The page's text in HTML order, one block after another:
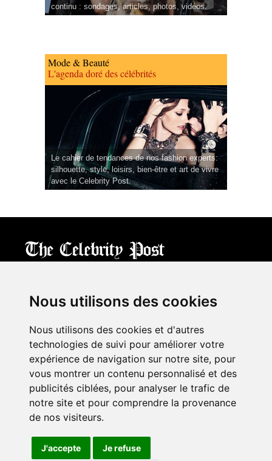
Nous utilisons des cookies
Nous utilisons des cookies et d'autres
technologies de suivi pour améliorer votre
expérience de navigation sur notre site, pour
vous montrer un contenu personnalisé et des
publicités ciblées, pour analyser le trafic de
notre site et pour comprendre la provenance
de nos visiteurs.
J'accepte Je refuse
continu : sondages, articles, photos, vidéos.
Mode & Beauté
L'agenda doré des célébrités
Le cahier de tendances de nos fashion experts:
silhouette, style, loisirs, bien-être et art de vivre
avec le Celebrity Post.
Terms of Use| Privacy|Cookies Policy (Mes préférences)
À propos
Mentions légales
Contact Us
Follow us on
Watch us on